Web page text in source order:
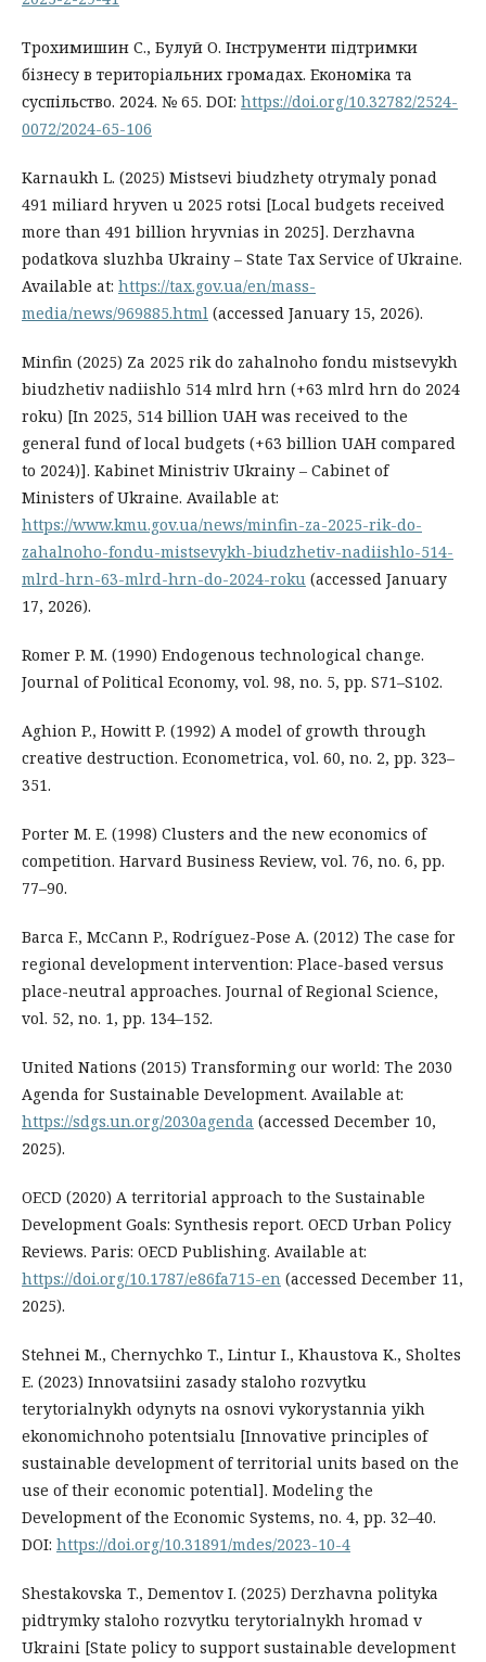
Трохимишин С., Булуй О. Інструменти підтримки
бізнесу в територіальних громадах. Економіка та
суспільство. 2024. № 65. DOI: https://doi.org/10.32782/2524-
0072/2024-65-106
Karnaukh L. (2025) Mistsevi biudzhety otrymaly ponad
491 miliard hryven u 2025 rotsi [Local budgets received
more than 491 billion hryvnias in 2025]. Derzhavna
podatkova sluzhba Ukrainy – State Tax Service of Ukraine.
Available at: https://tax.gov.ua/en/mass-
media/news/969885.html (accessed January 15, 2026).
Minfin (2025) Za 2025 rik do zahalnoho fondu mistsevykh
biudzhetiv nadiishlo 514 mlrd hrn (+63 mlrd hrn do 2024
roku) [In 2025, 514 billion UAH was received to the
general fund of local budgets (+63 billion UAH compared
to 2024)]. Kabinet Ministriv Ukrainy – Cabinet of
Ministers of Ukraine. Available at:
https://www.kmu.gov.ua/news/minfin-za-2025-rik-do-
zahalnoho-fondu-mistsevykh-biudzhetiv-nadiishlo-514-
mlrd-hrn-63-mlrd-hrn-do-2024-roku (accessed January
17, 2026).
Romer P. M. (1990) Endogenous technological change.
Journal of Political Economy, vol. 98, no. 5, pp. S71–S102.
Aghion P., Howitt P. (1992) A model of growth through
creative destruction. Econometrica, vol. 60, no. 2, pp. 323–
351.
Porter M. E. (1998) Clusters and the new economics of
competition. Harvard Business Review, vol. 76, no. 6, pp.
77–90.
Barca F., McCann P., Rodríguez-Pose A. (2012) The case for
regional development intervention: Place-based versus
place-neutral approaches. Journal of Regional Science,
vol. 52, no. 1, pp. 134–152.
United Nations (2015) Transforming our world: The 2030
Agenda for Sustainable Development. Available at:
https://sdgs.un.org/2030agenda (accessed December 10,
2025).
OECD (2020) A territorial approach to the Sustainable
Development Goals: Synthesis report. OECD Urban Policy
Reviews. Paris: OECD Publishing. Available at:
https://doi.org/10.1787/e86fa715-en (accessed December 11,
2025).
Stehnei M., Chernychko T., Lintur I., Khaustova K., Sholtes
E. (2023) Innovatsiini zasady staloho rozvytku
terytorialnykh odynyts na osnovi vykorystannia yikh
ekonomichnoho potentsialu [Innovative principles of
sustainable development of territorial units based on the
use of their economic potential]. Modeling the
Development of the Economic Systems, no. 4, pp. 32–40.
DOI: https://doi.org/10.31891/mdes/2023-10-4
Shestakovska T., Dementov I. (2025) Derzhavna polityka
pidtrymky staloho rozvytku terytorialnykh hromad v
Ukraini [State policy to support sustainable development